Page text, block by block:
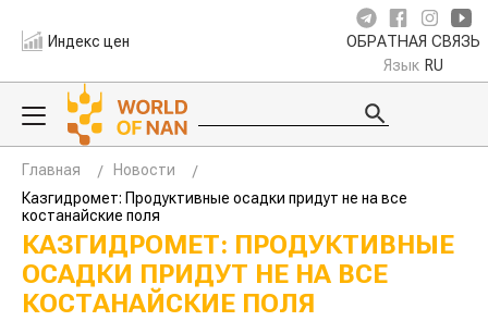
Индекс цен ОБРАТНАЯ СВЯЗЬ
Язык RU
Главная
Новости
Казгидромет: Продуктивные осадки придут не на все
костанайские поля
КАЗГИДРОМЕТ: ПРОДУКТИВНЫЕ
ОСАДКИ ПРИДУТ НЕ НА ВСЕ
КОСТАНАЙСКИЕ ПОЛЯ